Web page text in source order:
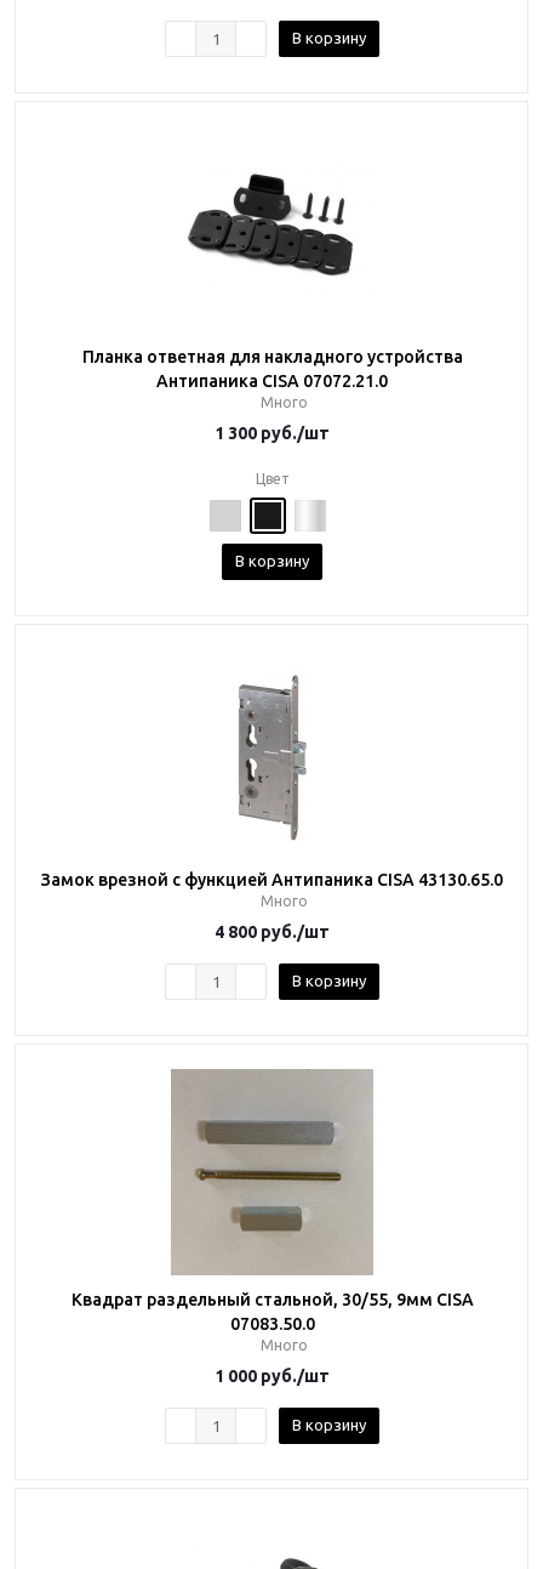
В корзину
Планка ответная для накладного устройства
Антипаника CISA 07072.21.0
Много
1 300 руб./шт
Цвет
В корзину
Замок врезной с функцией Антипаника CISA 43130.65.0
Много
4 800 руб./шт
В корзину
Квадрат раздельный стальной, 30/55, 9мм CISA
07083.50.0
Много
1 000 руб./шт
В корзину